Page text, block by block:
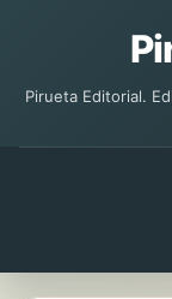
Pirueta Editorial.